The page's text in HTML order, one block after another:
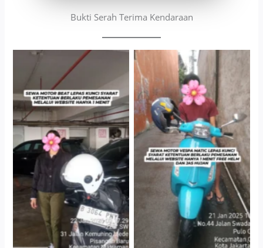
Bukti Serah Terima Kendaraan
Cityplaza Jatinegara
Gedung Parkir P6A
Antar Jemput Kendaraan